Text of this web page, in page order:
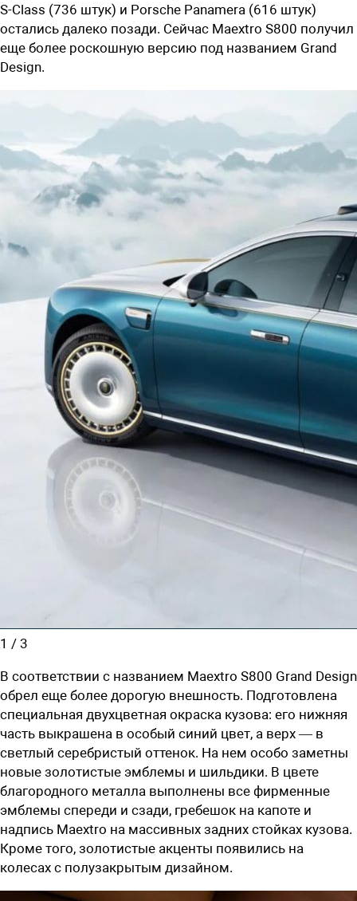
S-Class (736 штук) и Porsche Panamera (616 штук)
остались далеко позади. Сейчас Maextro S800 получил
еще более роскошную версию под названием Grand
Design.
1 / 3
В соответствии с названием Maextro S800 Grand Design
обрел еще более дорогую внешность. Подготовлена
специальная двухцветная окраска кузова: его нижняя
часть выкрашена в особый синий цвет, а верх — в
светлый серебристый оттенок. На нем особо заметны
новые золотистые эмблемы и шильдики. В цвете
благородного металла выполнены все фирменные
эмблемы спереди и сзади, гребешок на капоте и
надпись Maextro на массивных задних стойках кузова.
Кроме того, золотистые акценты появились на
колесах с полузакрытым дизайном.